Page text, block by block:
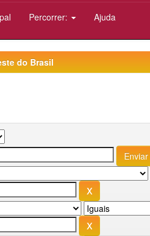
Percorrer: Ajuda
do Brasil